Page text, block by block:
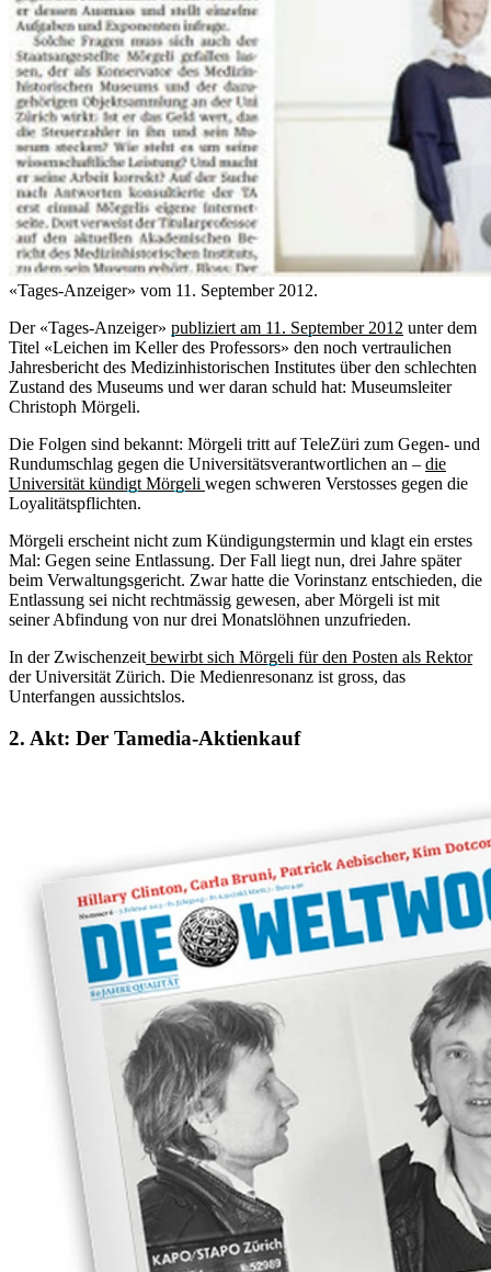
«Tages-Anzeiger» vom 11. September 2012.
Der «Tages-Anzeiger» publiziert am 11. September 2012 unter dem
Titel «Leichen im Keller des Professors» den noch vertraulichen
Jahresbericht des Medizinhistorischen Institutes über den schlechten
Zustand des Museums und wer daran schuld hat: Museumsleiter
Christoph Mörgeli.
Die Folgen sind bekannt: Mörgeli tritt auf TeleZüri zum Gegen- und
Rundumschlag gegen die Universitätsverantwortlichen an – die
Universität kündigt Mörgeli wegen schweren Verstosses gegen die
Loyalitätspflichten.
Mörgeli erscheint nicht zum Kündigungstermin und klagt ein erstes
Mal: Gegen seine Entlassung. Der Fall liegt nun, drei Jahre später
beim Verwaltungsgericht. Zwar hatte die Vorinstanz entschieden, die
Entlassung sei nicht rechtmässig gewesen, aber Mörgeli ist mit
seiner Abfindung von nur drei Monatslöhnen unzufrieden.
In der Zwischenzeit bewirbt sich Mörgeli für den Posten als Rektor
der Universität Zürich. Die Medienresonanz ist gross, das
Unterfangen aussichtslos.
2. Akt: Der Tamedia-Aktienkauf